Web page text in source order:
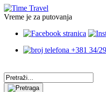
Vreme je za putovanja
+381 34/